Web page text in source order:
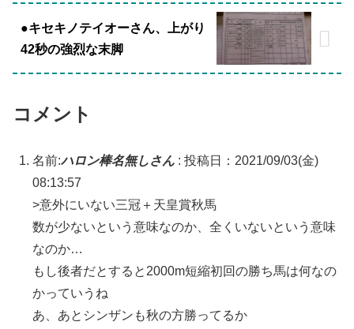
●キセキノテイオーさん、上がり
42秒の強烈な末脚
コメント
名前:ハロン棒名無しさん : 投稿日：2021/09/03(金)
08:13:57
>意外にいない三冠＋天皇賞秋馬
数が少ないという意味なのか、全くいないという意味
なのか…
もし後者だとすると2000m短縮初回の勝ち馬は何なの
かっていうね
あ、あとシンザンも秋の方勝ってるか